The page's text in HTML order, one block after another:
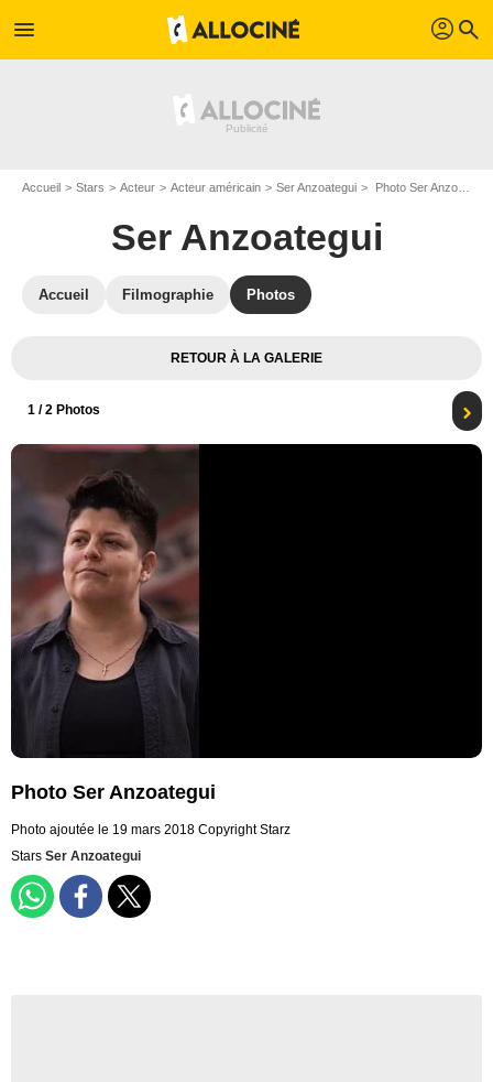
menu profil search
Accueil Stars Acteur Acteur américain Ser Anzoategui Photo Ser Anzoategui
Ser Anzoategui
Accueil Filmographie Photos
RETOUR À LA GALERIE
1 / 2 Photos
Photo Ser Anzoategui
Photo ajoutée le 19 mars 2018 Copyright Starz
Stars Ser Anzoategui